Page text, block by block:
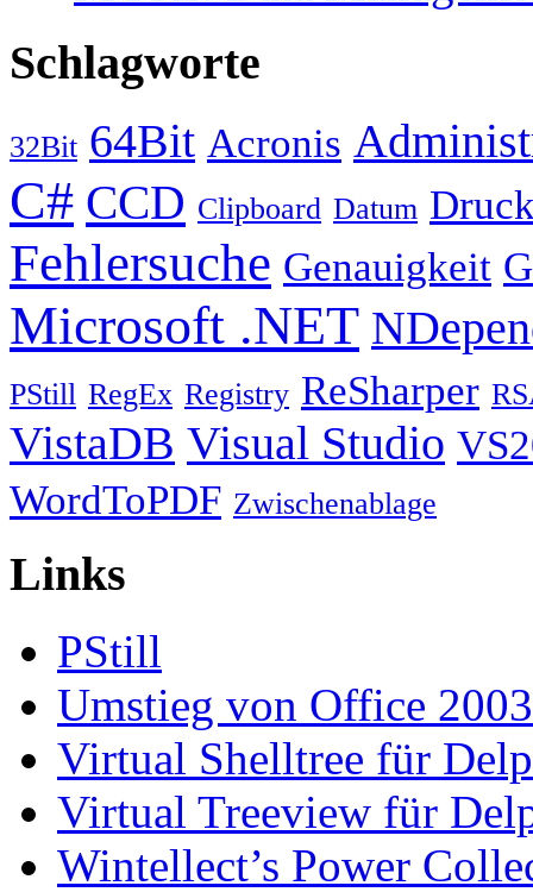
Schlagworte
32Bit 64Bit Acronis
C# CCD Clipboard Datum
Fehlersuche Genauigkeit
Microsoft .NET
PStill RegEx Registry ReSharper
VistaDB Visual Studio
WordToPDF Zwischenablage
Links
PStill
Umstieg von Office
Virtual Shelltree für
Virtual Treeview für
Wintellect’s Power